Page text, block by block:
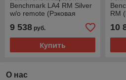
Benchmark LA4 RM Silver
w/o remote (Рэковая
9 538 руб.
Купить
RM
10
О нас